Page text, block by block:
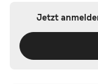
Jetzt